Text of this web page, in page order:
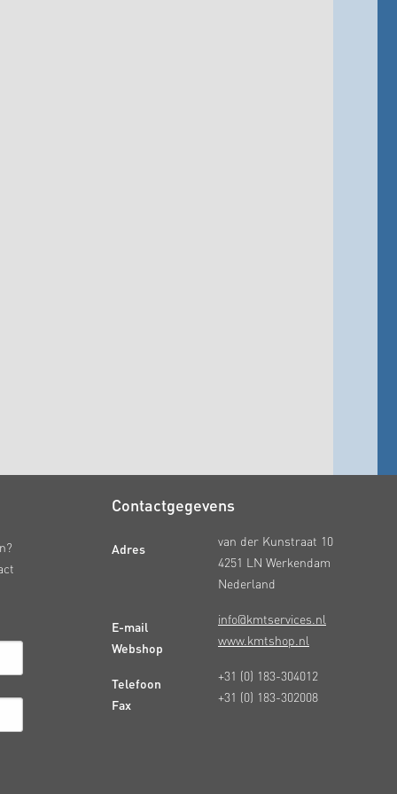
Contactgegevens
Adres
E-mail
Webshop
Telefoon
Fax
van der Kunstraat 10
4251 LN Werkendam
Nederland
info@kmtservices.nl
www.kmtshop.nl
+31 (0) 183-304012
+31 (0) 183-302008